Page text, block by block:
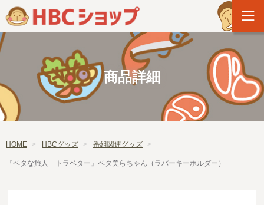
商品詳細
HOME HBCグッズ 番組関連グッズ
『ベタな旅人 トラベター』ベタ美らちゃん（ラバーキーホルダー）